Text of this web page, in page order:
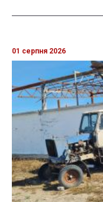
01 серпня 2026